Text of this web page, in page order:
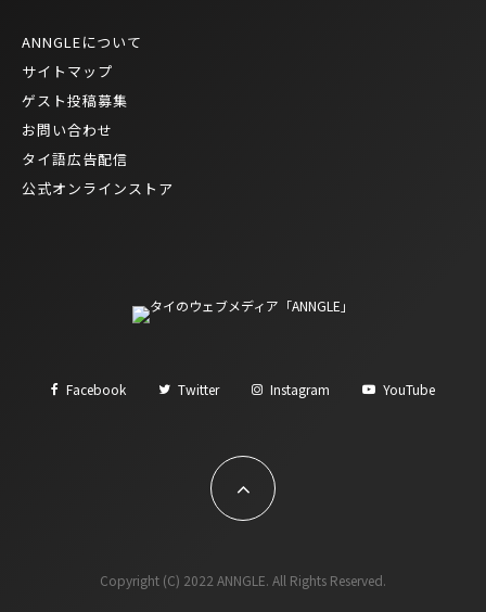
ANNGLEについて
サイトマップ
ゲスト投稿募集
お問い合わせ
タイ語広告配信
公式オンラインストア
Facebook Twitter Instagram YouTube
Copyright (C) 2022 ANNGLE. All Rights Reserved.